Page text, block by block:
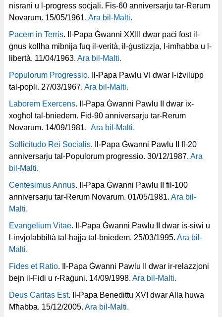
nisrani u l-progress soċjali. Fis-60 anniversarju tar-Rerum
Novarum. 15/05/1961. Ara bil-Malti.
Pacem in Terris. Il-Papa Ġwanni XXIII dwar paċi fost il-
ġnus kollha mibnija fuq il-verità, il-ġustizzja, l-imħabba u l-
libertà. 11/04/1963. Ara bil-Malti.
Populorum Progressio. Il-Papa Pawlu VI dwar l-iżvilupp
tal-popli. 27/03/1967. Ara bil-Malti.
Laborem Exercens. Il-Papa Ġwanni Pawlu II dwar ix-
xogħol tal-bniedem. Fid-90 anniversarju tar-Rerum
Novarum. 14/09/1981. Ara bil-Malti.
Sollicitudo Rei Socialis. Il-Papa Ġwanni Pawlu II fl-20
anniversarju tal-Populorum progressio. 30/12/1987. Ara
bil-Malti.
Centesimus Annus. Il-Papa Ġwanni Pawlu II fil-100
anniversarju tar-Rerum Novarum. 01/05/1981. Ara bil-
Malti.
Evangelium Vitae. Il-Papa Ġwanni Pawlu II dwar is-siwi u
l-invjolabbiltà tal-ħajja tal-bniedem. 25/03/1995. Ara bil-
Malti.
Fides et Ratio. Il-Papa Ġwanni Pawlu II dwar ir-relazzjoni
bejn il-Fidi u r-Raġuni. 14/09/1998. Ara bil-Malti.
Deus Caritas Est. Il-Papa Benedittu XVI dwar Alla huwa
Mħabba. 15/12/2005. Ara bil-Malti.